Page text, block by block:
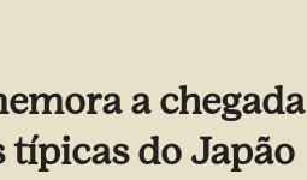
a
típicas do Japão